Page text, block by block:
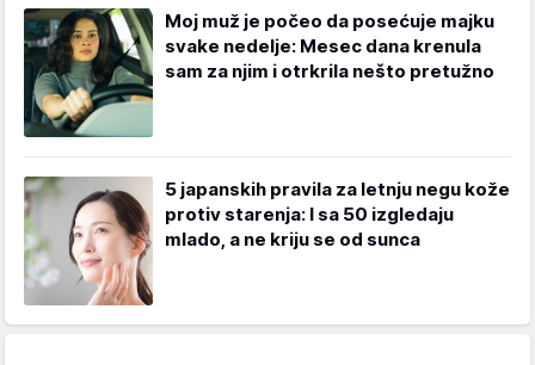
Moj muž je počeo da posećuje majku
svake nedelje: Mesec dana krenula
sam za njim i otrkrila nešto pretužno
5 japanskih pravila za letnju negu kože
protiv starenja: I sa 50 izgledaju
mlado, a ne kriju se od sunca